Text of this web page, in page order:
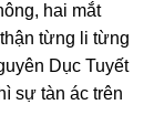
hai mắt
từng li từng
Dục Tuyết
sự tàn ác trên